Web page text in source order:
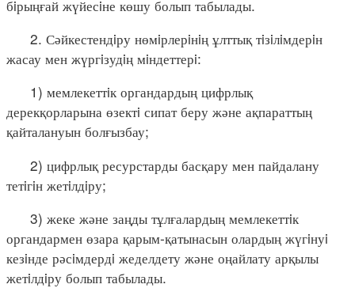
бiрыңғай жүйесiне көшу болып табылады.
2. Сәйкестендiру нөмiрлерiнiң ұлттық тiзiлiмдерiн
жасау мен жүргiзудiң мiндеттерi:
1) мемлекеттiк органдардың цифрлық
дерекқорларына өзектi сипат беру және ақпараттың
қайталануын болғызбау;
2) цифрлық ресурстарды басқару мен пайдалану
тетiгiн жетiлдiру;
3) жеке және заңды тұлғалардың мемлекеттiк
органдармен өзара қарым-қатынасын олардың жүгiнуi
кезiнде рәсiмдердi жеделдету және оңайлату арқылы
жетiлдiру болып табылады.